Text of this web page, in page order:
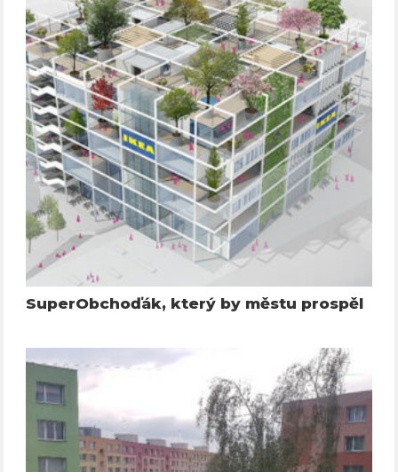
SuperObchoďák, který by městu prospěl